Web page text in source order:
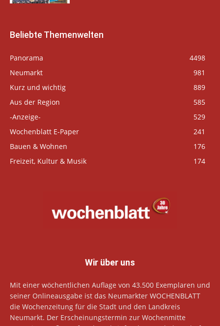
Beliebte Themenwelten
Panorama
4498
Neumarkt
981
Kurz und wichtig
889
Aus der Region
585
-Anzeige-
529
Wochenblatt E-Paper
241
Bauen & Wohnen
176
Freizeit, Kultur & Musik
174
Wir über uns
Mit einer wöchentlichen Auflage von 43.500 Exemplaren und
seiner Onlineausgabe ist das Neumarkter WOCHENBLATT
die Wochenzeitung für die Stadt und den Landkreis
Neumarkt. Der Erscheinungstermin zur Wochenmitte